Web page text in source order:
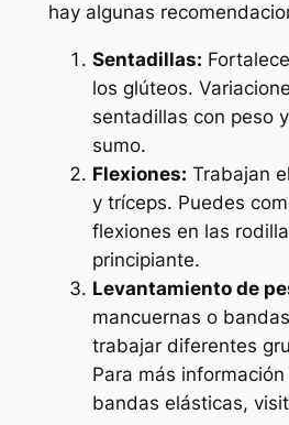
hay algunas
Sentadillas:
los glúteos.
sentadillas con peso
sumo.
Flexiones: Trabajan
y tríceps. Puedes
flexiones en las
principiante.
Levantamiento de
mancuernas o
trabajar diferentes
Para más
bandas elásticas,